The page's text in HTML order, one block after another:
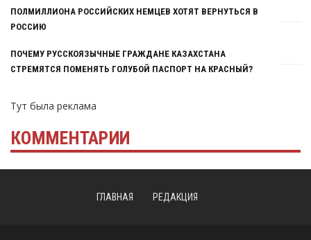
ПОЛМИЛЛИОНА РОССИЙСКИХ НЕМЦЕВ ХОТЯТ ВЕРНУТЬСЯ В
РОССИЮ
ПОЧЕМУ РУССКОЯЗЫЧНЫЕ ГРАЖДАНЕ КАЗАХСТАНА
СТРЕМЯТСЯ ПОМЕНЯТЬ ГОЛУБОЙ ПАСПОРТ НА КРАСНЫЙ?
Тут была реклама
КОММЕНТАРИИ
ГЛАВНАЯ РЕДАКЦИЯ